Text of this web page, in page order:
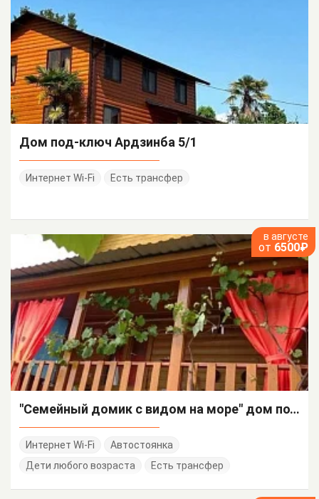
Дом под-ключ Ардзинба 5/1
Интернет Wi-Fi Есть трансфер
в августе
от 6500₽
"Семейный домик с видом на море" дом под-ключ
Интернет Wi-Fi
Автостоянка
Дети любого возраста
Есть трансфер